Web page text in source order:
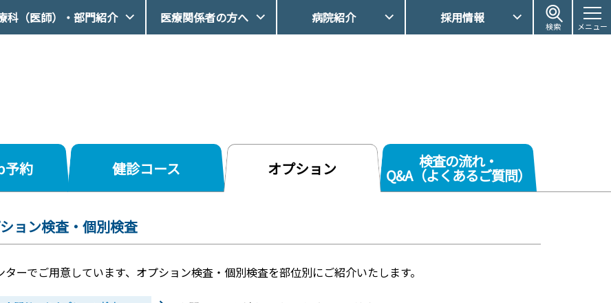
科（医師）・部門紹介 医療関係者の方へ 病院紹介 採用情報
検索 メニュー
予約 健診コース オプション 検査の流れ・
Q&A（よくあるご質問）
ョン検査・個別検査
ターでご用意しています、オプション検査・個別検査を部位別にご紹介いたします。